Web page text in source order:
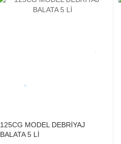
125CG MODEL DEBRİYAJ
BALATA 5 Lİ